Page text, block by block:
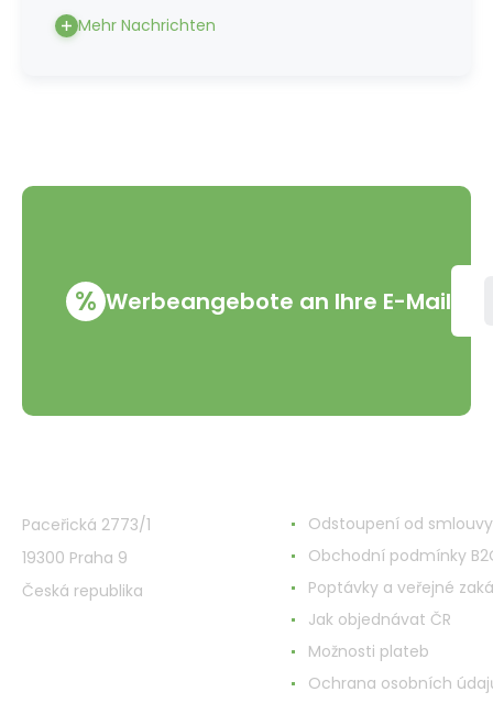
Mehr Nachrichten
% Werbeangebote an Ihre E-Mail
Paceřická 2773/1
19300 Praha 9
Česká republika
Odstoupení od smlouvy
Obchodní podmínky
Poptávky a veřejné
Jak objednávat ČR
Možnosti plateb
Ochrana osobních